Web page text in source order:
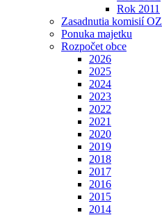
Rok 2011
Zasadnutia komisií OZ
Ponuka majetku
Rozpočet obce
2026
2025
2024
2023
2022
2021
2020
2019
2018
2017
2016
2015
2014